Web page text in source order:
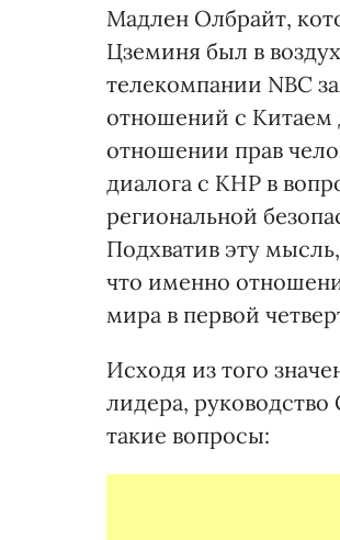
Мадлен Олбрайт,
Цземиня был в
телекомпании NBC
отношений с Китаем
отношении прав
диалога с КНР в
региональной
Подхватив эту
что именно
мира в первой
Исходя из того
лидера,
такие вопросы: